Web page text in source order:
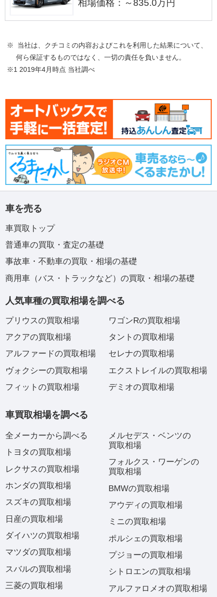
相場価格：～835.0万円
※ 当社は、クチコミの内容およびこれを利用した結果について、
何ら保証するものではなく、一切の責任を負いません。
※1 2019年4月時点 当社調べ
車を売る
車買取トップ
普通車の買取・査定の基礎
事故車・不動車の買取・相場の基礎
商用車（バス・トラックなど）の買取・相場の基礎
人気車種の買取相場を調べる
プリウスの買取相場
アクアの買取相場
アルファードの買取相場
ヴォクシーの買取相場
フィットの買取相場
ワゴンRの買取相場
タントの買取相場
セレナの買取相場
エクストレイルの買取相場
デミオの買取相場
車買取相場を調べる
全メーカーから調べる
トヨタの買取相場
レクサスの買取相場
ホンダの買取相場
スズキの買取相場
日産の買取相場
ダイハツの買取相場
マツダの買取相場
スバルの買取相場
三菱の買取相場
メルセデス・ベンツの
買取相場
フォルクス・ワーゲンの
買取相場
BMWの買取相場
アウディの買取相場
ミニの買取相場
ポルシェの買取相場
プジョーの買取相場
シトロエンの買取相場
アルファロメオの買取相場